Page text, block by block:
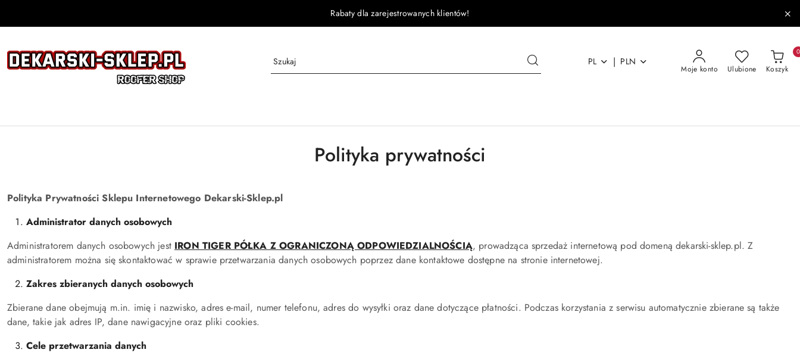
Rabaty dla zarejestrowanych klientów!
PL | PLN
Moje konto Ulubione Koszyk
0
Polityka prywatności
Polityka Prywatności Sklepu Internetowego Dekarski-Sklep.pl
Administrator danych osobowych
Administratorem danych osobowych jest IRON TIGER PÓŁKA Z OGRANICZONĄ ODPOWIEDZIALNOŚCIĄ, prowadząca sprzedaż internetową pod domeną dekarski-sklep.pl. Z
administratorem można się skontaktować w sprawie przetwarzania danych osobowych poprzez dane kontaktowe dostępne na stronie internetowej.
Zakres zbieranych danych osobowych
Zbierane dane obejmują m.in. imię i nazwisko, adres e-mail, numer telefonu, adres do wysyłki oraz dane dotyczące płatności. Podczas korzystania z serwisu automatycznie zbierane są także
dane, takie jak adres IP, dane nawigacyjne oraz pliki cookies.
Cele przetwarzania danych